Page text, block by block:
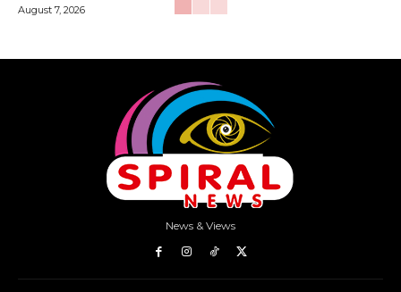
August 7, 2026
News & Views